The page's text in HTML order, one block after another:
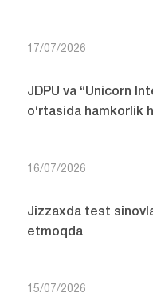
17/07/2026
JDPU va “Unicorn
o‘rtasida hamkorlik
16/07/2026
Jizzaxda test
etmoqda
15/07/2026